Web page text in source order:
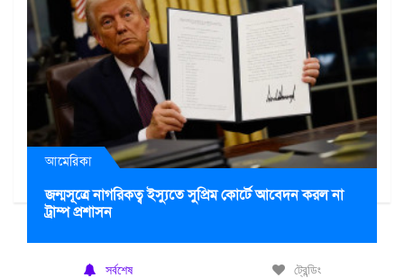
আমেরিকা
জন্মসূত্রে নাগরিকত্ব ইস্যুতে সুপ্রিম কোর্টে আবেদন করল না
ট্রাম্প প্রশাসন
সর্বশেষ ট্রেন্ডিং